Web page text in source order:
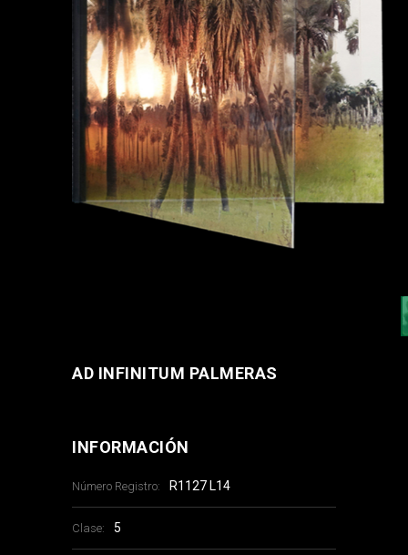
AD INFINITUM PALMERAS
INFORMACIÓN
Número Registro: R1127 L14
Clase: 5